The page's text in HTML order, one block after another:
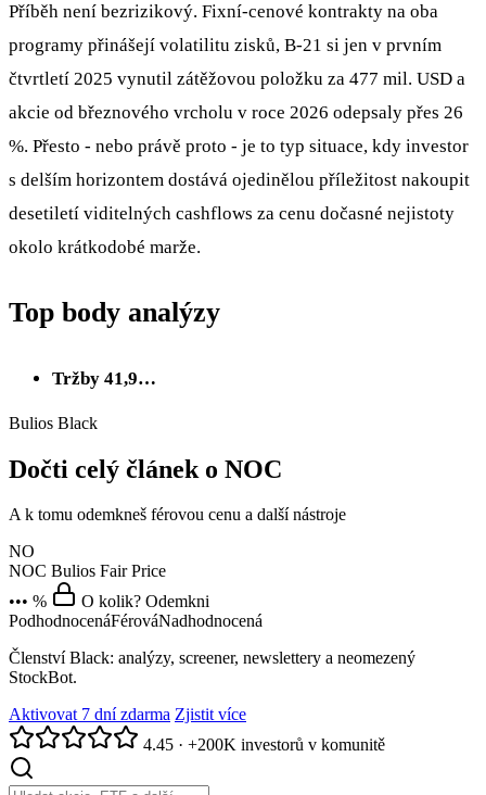
Příběh není bezrizikový. Fixní-cenové kontrakty na oba
programy přinášejí volatilitu zisků, B-21 si jen v prvním
čtvrtletí 2025 vynutil zátěžovou položku za 477 mil. USD a
akcie od březnového vrcholu v roce 2026 odepsaly přes 26
%. Přesto - nebo právě proto - je to typ situace, kdy investor
s delším horizontem dostává ojedinělou příležitost nakoupit
desetiletí viditelných cashflows za cenu dočasné nejistoty
okolo krátkodobé marže.
Top body analýzy
Tržby 41,9…
Bulios Black
Dočti celý článek o NOC
A k tomu odemkneš férovou cenu a další nástroje
NO
NOC Bulios Fair Price
••• %
O kolik? Odemkni
PodhodnocenáFérováNadhodnocená
Členství Black: analýzy, screener, newslettery a neomezený
StockBot.
Aktivovat 7 dní zdarma Zjistit více
4.45 · +200K investorů v komunitě